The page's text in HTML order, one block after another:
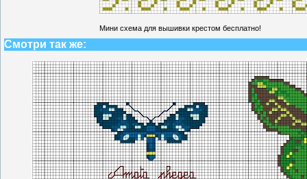
Мини схема для вышивки крестом бесплатно!
Смотри так же: